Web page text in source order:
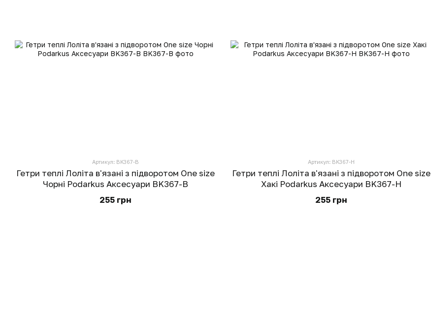
Артикул: BK367-B
Гетри теплі Лоліта в'язані з підворотом One size
Чорні Podarkus Аксесуари BK367-B
255 грн
Артикул: BK367-H
Гетри теплі Лоліта в'язані з підворотом One size
Хакі Podarkus Аксесуари BK367-H
255 грн